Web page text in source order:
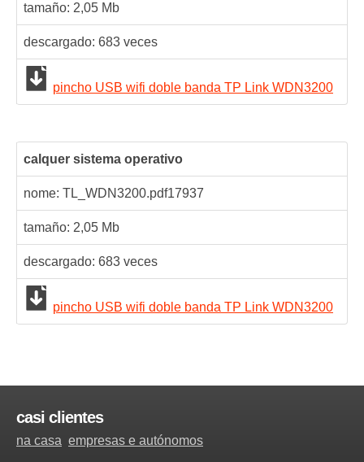
tamaño: 2,05 Mb
descargado: 683 veces
pincho USB wifi doble banda TP Link WDN3200
calquer sistema operativo
nome: TL_WDN3200.pdf17937
tamaño: 2,05 Mb
descargado: 683 veces
pincho USB wifi doble banda TP Link WDN3200
casi clientes
na casa empresas e autónomos